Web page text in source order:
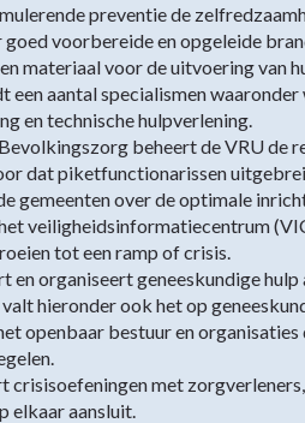
preventie de
voorbereide en opgeleide
materiaal voor de uitvoering van
een aantal specialismen
en technische hulpverlening.
beheert de VRU de
dat piketfunctionarissen
gemeenten over de optimale
veiligheidsinformatiecentrum
tot een ramp of crisis.
en organiseert geneeskundige
hieronder ook het op
openbaar bestuur en
crisisoefeningen met
elkaar aansluit.